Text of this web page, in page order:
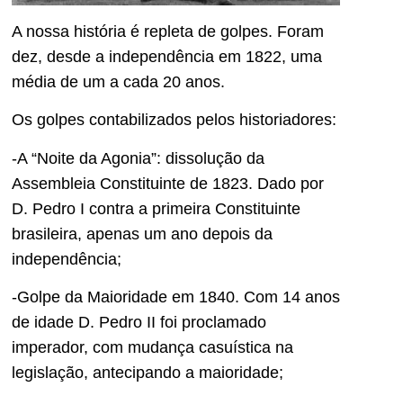
A nossa história é repleta de golpes. Foram
dez, desde a independência em 1822, uma
média de um a cada 20 anos.
Os golpes contabilizados pelos historiadores:
-A “Noite da Agonia”: dissolução da
Assembleia Constituinte de 1823. Dado por
D. Pedro I contra a primeira Constituinte
brasileira, apenas um ano depois da
independência;
-Golpe da Maioridade em 1840. Com 14 anos
de idade D. Pedro II foi proclamado
imperador, com mudança casuística na
legislação, antecipando a maioridade;